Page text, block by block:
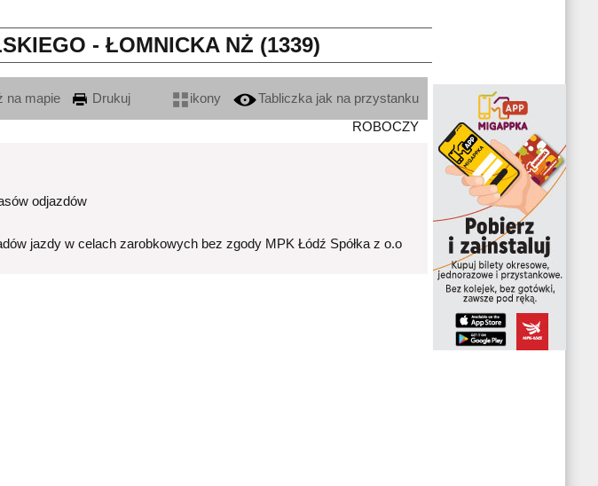
- ŁOMNICKA NŻ (1339)
na mapie Drukuj ikony
Tabliczka jak na przystanku
ROBOCZY
odjazdów
jazdy w celach zarobkowych bez zgody MPK Łódź Spółka z o.o